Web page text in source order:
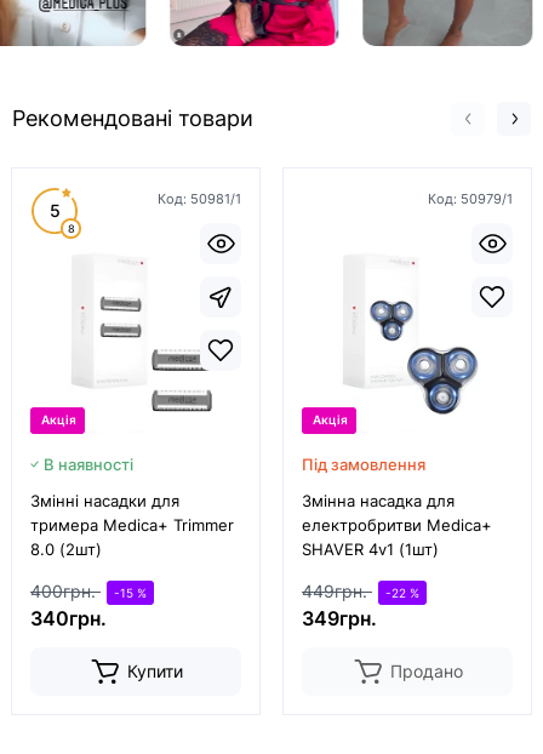
Рекомендовані товари
Код: 50981/1
5
8
Акція
В наявності
Змінні насадки для
тримера Medica+ Trimmer
8.0 (2шт)
400грн. -15 %
340грн.
Купити
Код: 50979/1
Акція
Під замовлення
Змінна насадка для
електробритви Medica+
SHAVER 4v1 (1шт)
449грн. -22 %
349грн.
Продано